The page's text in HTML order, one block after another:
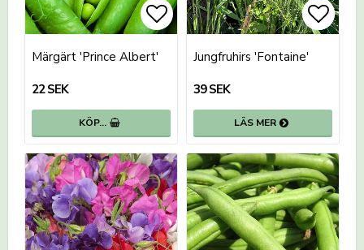
Lägg till i favoritlistan
Märgärt 'Prince Albert'
22 SEK
KÖP…
Jungfruhirs 'Fontaine'
39 SEK
LÄS MER